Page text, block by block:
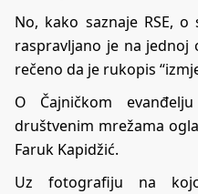
No, kako saznaje RSE,
raspravljano je na jednoj
rečeno da je rukopis
O Čajničkom
društvenim mrežama
Faruk Kapidžić.
Uz fotografiju na